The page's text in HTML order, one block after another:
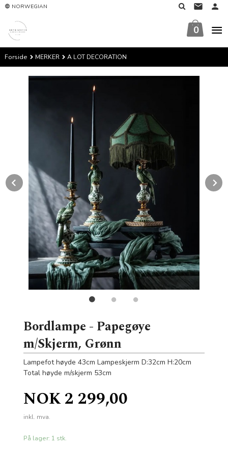
Gå
innholdet
NORWEGIAN
0
Forside MERKER A LOT DECORATION
Prev
Bordlampe - Papegøye
m/Skjerm, Grønn
Lampefot høyde 43cm Lampeskjerm D:32cm H:20cm
Total høyde m/skjerm 53cm
Pris
NOK2 299,00
inkl. mva.
På lager: 1 stk.